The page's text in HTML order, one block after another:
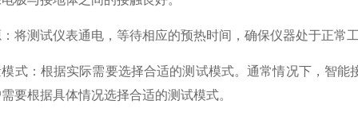
测试仪表通电，等待相应的预热时间，确保仪器处于正常
：根据实际需要选择合适的测试模式。通常情况下，智能
要根据具体情况选择合适的测试模式。